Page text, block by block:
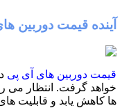
آینده قیمت دوربین
قیمت دوربین های آی پی
خواهد گرفت. انتظار می
ها کاهش یابد و قابلیت های